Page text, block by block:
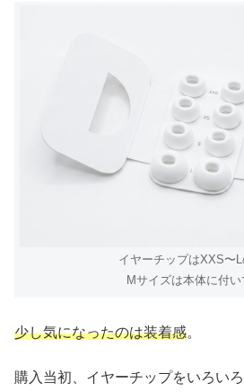
イヤーチップはXXS〜
Mサイズは本体に付い
少し気になったのは装着感。
購入当初、イヤーチップをいろい